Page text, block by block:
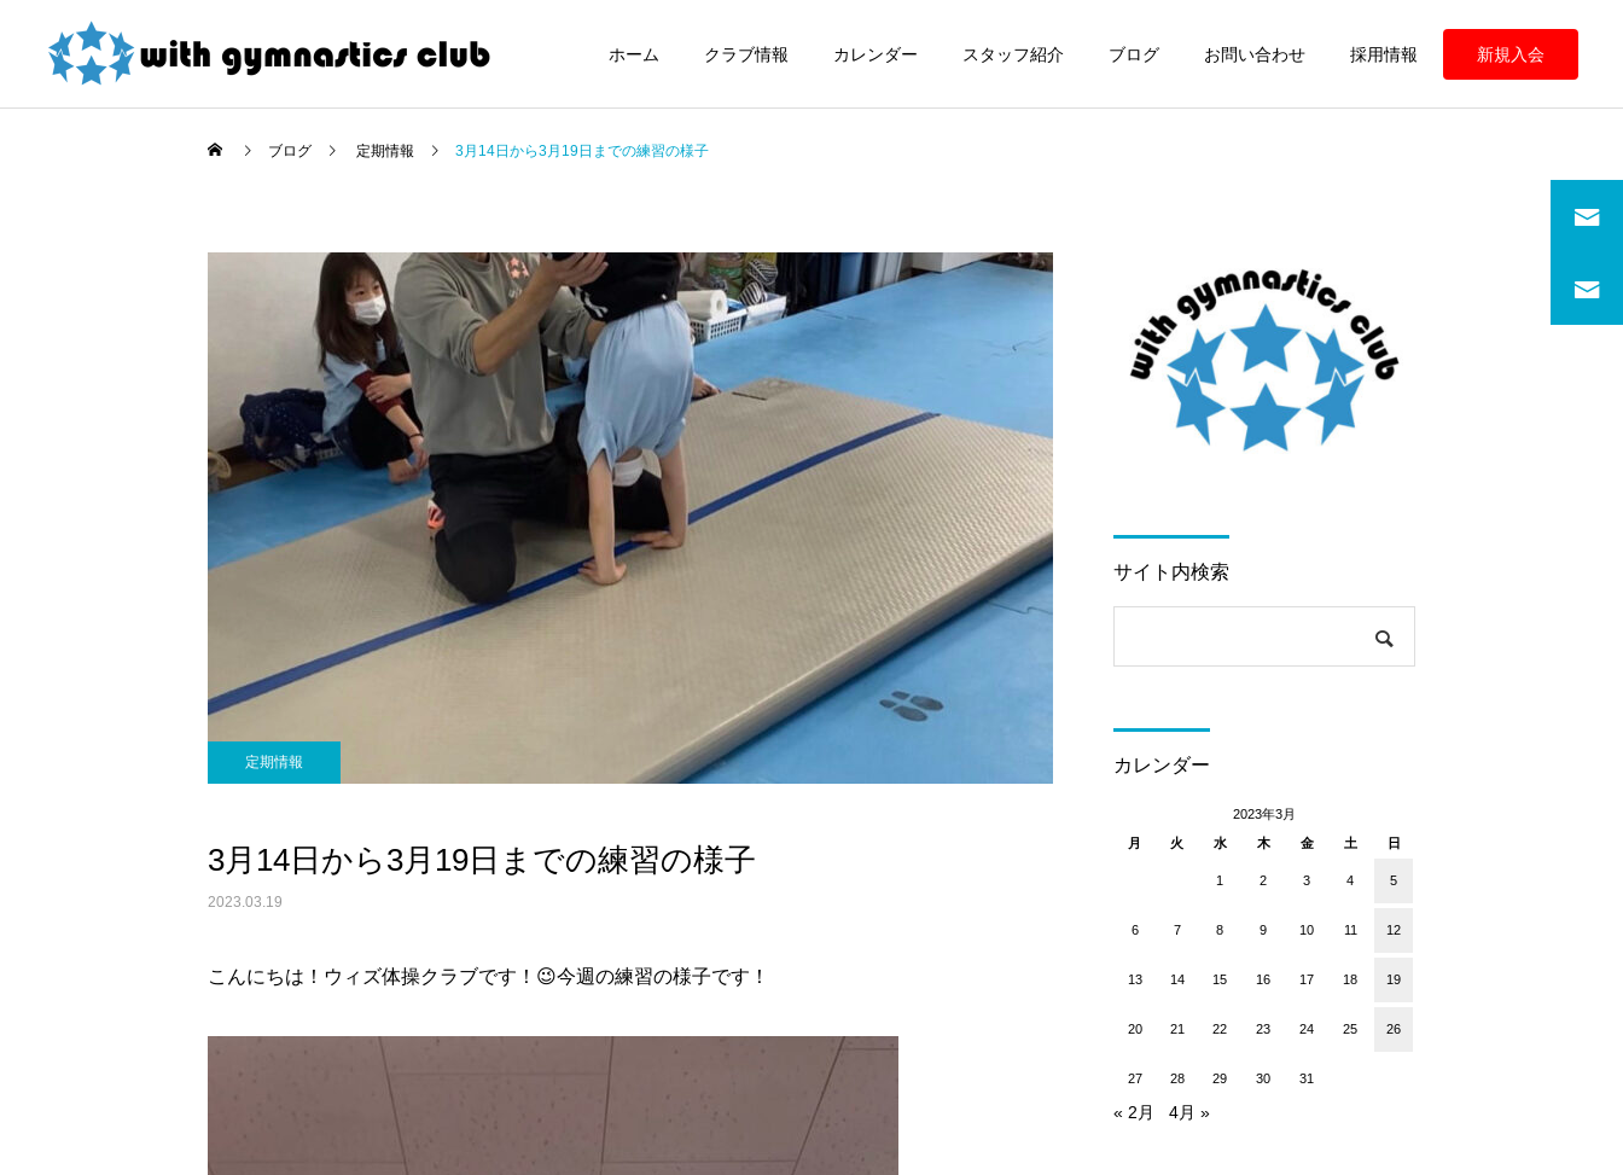
ホーム クラブ情報 カレンダー スタッフ紹介 ブログ お問い合わせ 採用情報 新規入会
お知らせ
令和8年度未就園児クラス
新規会員様募集中！
未分類
ウィズ体操クラブ技紹介～
４段、６段閉脚跳び～
様子
定期情報
ウィズ体操クラブ 練習の
ブログ 定期情報 3月14日から3月19日までの練習の様子
定期情報
3月14日から3月19日までの練習の様子
2023.03.19
こんにちは！ウィズ体操クラブです！😉今週の練習の様子です！
サイト内検索
カレンダー
2023年3月
月
火 水 木 金 土 日
1 2 3 4 5
6 7 8 9 10 11 12
13 14 15 16 17 18 19
20 21 22 23 24 25 26
27 28 29 30 31
« 2月 4月 »